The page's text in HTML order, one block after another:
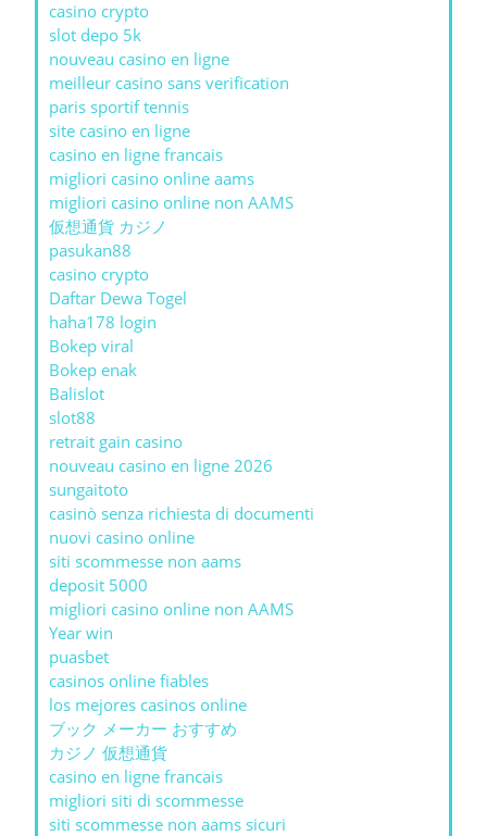
casino crypto
slot depo 5k
nouveau casino en ligne
meilleur casino sans verification
paris sportif tennis
site casino en ligne
casino en ligne francais
migliori casino online aams
migliori casino online non AAMS
仮想通貨 カジノ
pasukan88
casino crypto
Daftar Dewa Togel
haha178 login
Bokep viral
Bokep enak
Balislot
slot88
retrait gain casino
nouveau casino en ligne 2026
sungaitoto
casinò senza richiesta di documenti
nuovi casino online
siti scommesse non aams
deposit 5000
migliori casino online non AAMS
Year win
puasbet
casinos online fiables
los mejores casinos online
ブック メーカー おすすめ
カジノ 仮想通貨
casino en ligne francais
migliori siti di scommesse
siti scommesse non aams sicuri